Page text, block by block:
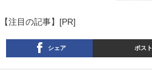
【注目の記事】[PR]
シェア ポスト